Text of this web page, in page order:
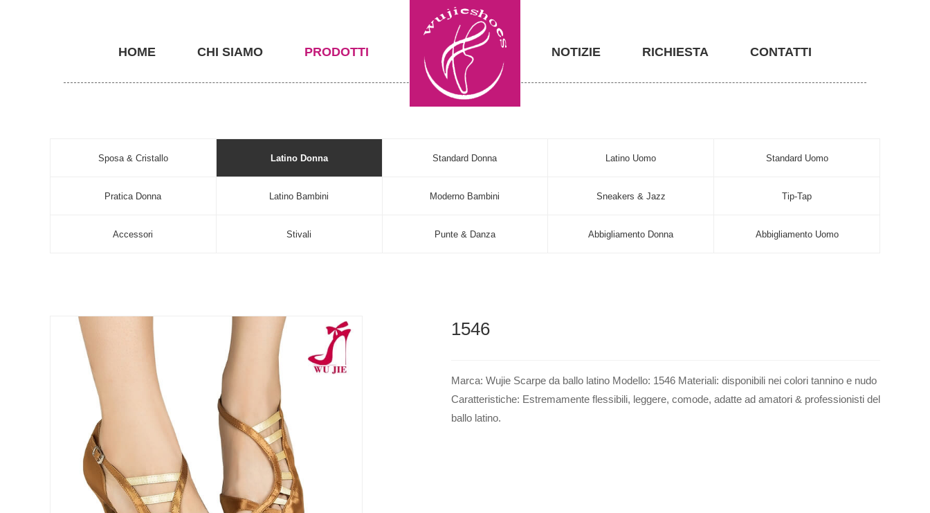
HOME CHI SIAMO PRODOTTI NOTIZIE RICHIESTA CONTATTI
Sposa & Cristallo Latino Donna Standard Donna Latino Uomo Standard Uomo
Pratica Donna Latino Bambini Moderno Bambini Sneakers & Jazz Tip-Tap
Accessori Stivali Punte & Danza Abbigliamento Donna Abbigliamento Uomo
1546
Marca: Wujie Scarpe da ballo latino Modello: 1546 Materiali: disponibili nei colori tannino e nudo
Caratteristiche: Estremamente flessibili, leggere, comode, adatte ad amatori & professionisti del
ballo latino.